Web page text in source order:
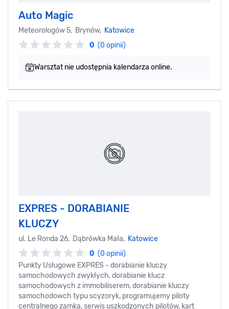
Auto Magic
Meteorologów 5, Brynów, Katowice
0 (0 opinii)
Warsztat nie udostępnia kalendarza online.
EXPRES - DORABIANIE
KLUCZY
ul. Le Ronda 26, Dąbrówka Mała, Katowice
0 (0 opinii)
Punkty Usługowe EXPRES - dorabianie kluczy
samochodowych zwykłych, dorabianie klucz
samochodowych z immobiliserem, dorabianie kluczy
samochodowch typu scyzoryk, programujemy piloty
centralnego zamka, serwis uszkodzonych pilotów, kart